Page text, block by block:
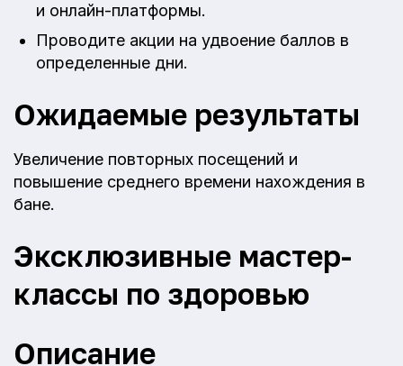
и онлайн-платформы.
Проводите акции на удвоение баллов в
определенные дни.
Ожидаемые результаты
Увеличение повторных посещений и
повышение среднего времени нахождения в
бане.
Эксклюзивные мастер-
классы по здоровью
Описание